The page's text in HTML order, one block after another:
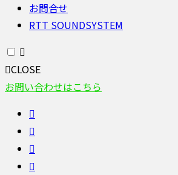
お問合せ
RTT SOUNDSYSTEM
CLOSE
お問い合わせはこちら